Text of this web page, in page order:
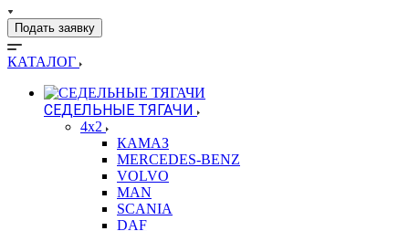
Подать заявку
КАТАЛОГ
СЕДЕЛЬНЫЕ ТЯГАЧИ
4x2
КАМАЗ
MERCEDES-BENZ
VOLVO
MAN
SCANIA
DAF